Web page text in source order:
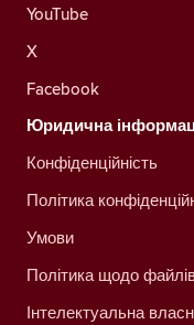
YouTube
X
Facebook
Юридична
Конфіденційність
Політика
Умови
Політика щодо
Інтелектуальна